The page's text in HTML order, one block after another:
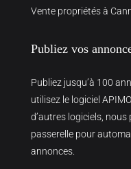
Vente propriétés à
Publiez vos
Publiez jusqu’à 100
utilisez le logiciel
d’autres logiciels,
passerelle pour
annonces.